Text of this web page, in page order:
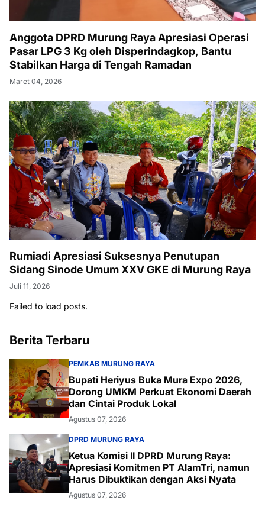
Anggota DPRD Murung Raya Apresiasi Operasi
Pasar LPG 3 Kg oleh Disperindagkop, Bantu
Stabilkan Harga di Tengah Ramadan
Maret 04, 2026
Rumiadi Apresiasi Suksesnya Penutupan
Sidang Sinode Umum XXV GKE di Murung Raya
Juli 11, 2026
Failed to load posts.
Berita Terbaru
PEMKAB MURUNG RAYA
Bupati Heriyus Buka Mura Expo 2026,
Dorong UMKM Perkuat Ekonomi Daerah
dan Cintai Produk Lokal
Agustus 07, 2026
DPRD MURUNG RAYA
Ketua Komisi II DPRD Murung Raya:
Apresiasi Komitmen PT AlamTri, namun
Harus Dibuktikan dengan Aksi Nyata
Agustus 07, 2026